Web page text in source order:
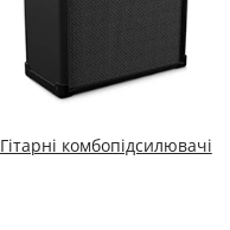
Гітарні комбопідсилювачі